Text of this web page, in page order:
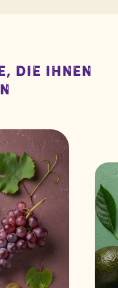
die Ihnen